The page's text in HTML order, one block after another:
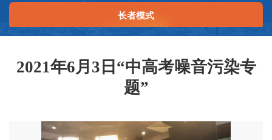
长者模式
2021年6月3日“中高考噪音污染专
题”